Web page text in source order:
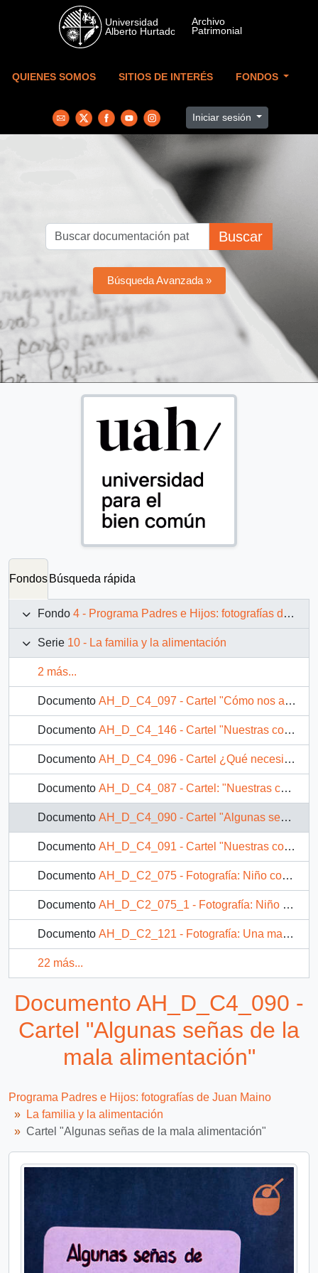
Skip to main content
QUIENES SOMOS SITIOS DE INTERÉS FONDOS
Iniciar sesión
Buscar
Búsqueda Avanzada »
Fondos Búsqueda rápida
Fondo 4 - Programa Padres e Hijos: fotografías de Juan Maino
Serie 10 - La familia y la alimentación
2 más...
Documento AH_D_C4_097 - Cartel "Cómo nos alimentamos"
Documento AH_D_C4_146 - Cartel "Nuestras conclusiones"
Documento AH_D_C4_096 - Cartel ¿Qué necesitamos comer?
Documento AH_D_C4_087 - Cartel: "Nuestras conclusiones"
Documento AH_D_C4_090 - Cartel "Algunas señas de la mala alimentación"
Documento AH_D_C4_091 - Cartel "Nuestras conclusiones"
Documento AH_D_C2_075 - Fotografía: Niño comiendo tallarines
Documento AH_D_C2_075_1 - Fotografía: Niño pequeño comiendo de un plato en el suelo
Documento AH_D_C2_121 - Fotografía: Una madre amamantando
22 más...
Documento AH_D_C4_090 -
Cartel "Algunas señas de la
mala alimentación"
Programa Padres e Hijos: fotografías de Juan Maino
La familia y la alimentación
Cartel "Algunas señas de la mala alimentación"